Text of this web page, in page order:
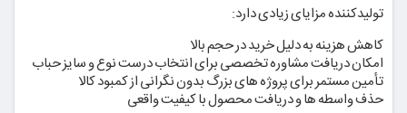
تولیدکننده مزایای زیادی دارد:
کاهش هزینه به دلیل خرید در حجم بالا
امکان دریافت مشاوره تخصصی برای انتخاب درست نوع و سایز حباب
تأمین مستمر برای پروژه های بزرگ بدون نگرانی از کمبود کالا
حذف واسطه ها و دریافت محصول با کیفیت واقعی